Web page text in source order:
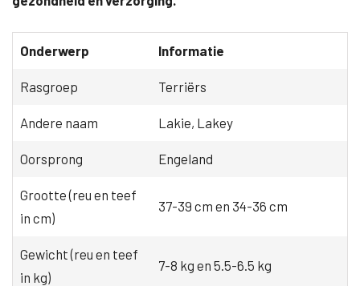
Onderwerp Informatie
Rasgroep Terriërs
Andere naam Lakie, Lakey
Oorsprong Engeland
Grootte (reu en teef
in cm)
37-39 cm en 34-36 cm
Gewicht (reu en teef
in kg)
7-8 kg en 5.5-6.5 kg